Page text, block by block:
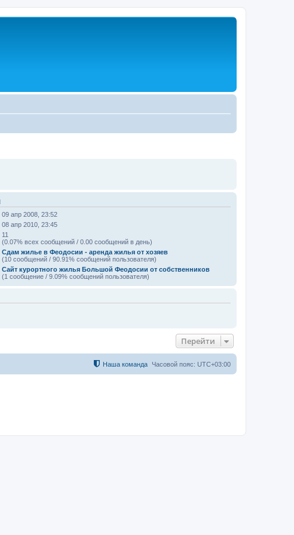
09 апр 2008, 23:52
08 апр 2010, 23:45
11
(0.07% всех сообщений / 0.00 сообщений в день)
Сдам жилье в Феодосии - аренда жилья от хозяев
(10 сообщений / 90.91% сообщений пользователя)
Сайт курортного жилья Большой Феодосии от собственников
(1 сообщение / 9.09% сообщений пользователя)
Перейти
Часовой пояс: UTC+03:00
Наша команда